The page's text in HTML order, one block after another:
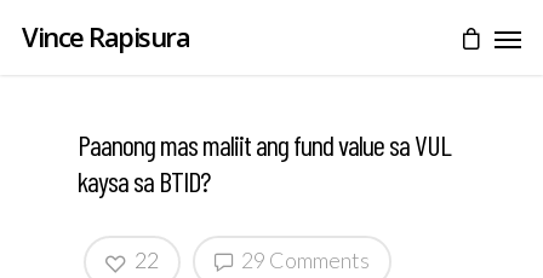
Vince Rapisura
Paanong mas maliit ang fund value sa VUL
kaysa sa BTID?
29 Comments
22